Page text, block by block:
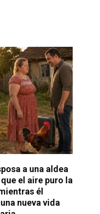
a una aldea
el aire puro la
él
nueva vida